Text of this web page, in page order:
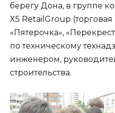
берегу Дона, в группе
X5 RetailGroup (торговая
«Пятерочка»,
по техническому
инженером,
строительства.